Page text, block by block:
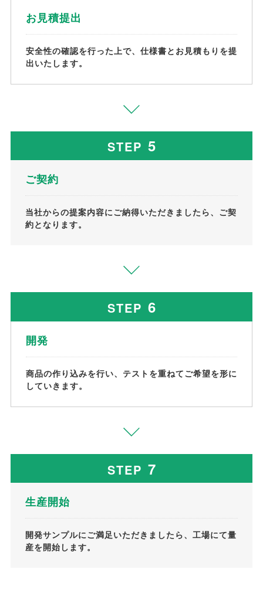
お見積提出
安全性の確認を行った上で、仕様書とお見積もりを提
出いたします。
STEP 5
ご契約
当社からの提案内容にご納得いただきましたら、ご契
約となります。
STEP 6
開発
商品の作り込みを行い、テストを重ねてご希望を形に
していきます。
STEP 7
生産開始
開発サンプルにご満足いただきましたら、工場にて量
産を開始します。